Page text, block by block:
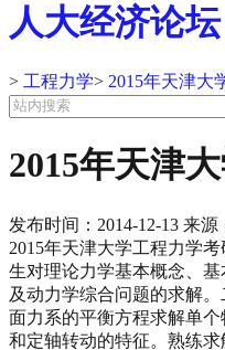
人大经济论坛
> 工程力学> 2015年天津大
2015年天津
发布时间： 2014-12-13 来源
2015年天津大学工程力学
生对理论力学基本概念、
及动力学综合问题的求解
面力系的平衡方程求解单
和定轴转动的特征。熟练